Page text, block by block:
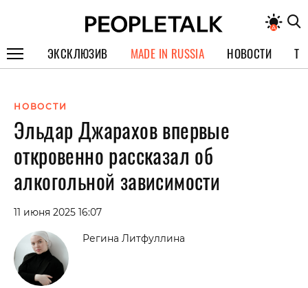
ЭКСКЛЮЗИВ
СПЕЦПРОЕКТЫ
ИНТЕРВЬЮ
ПОКОЛЕНИЕ
MADE IN RUSSIA НОВОСТИ
НОВОСТИ
Эльдар Джарахов впервые
откровенно рассказал об
алкогольной зависимости
11 июня 2025 16:07
Регина Литфуллина